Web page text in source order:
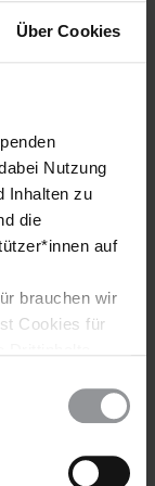
Über Cookies
Nutzung
Inhalten zu
die
auf
brauchen wir
Cookies für
über den Link